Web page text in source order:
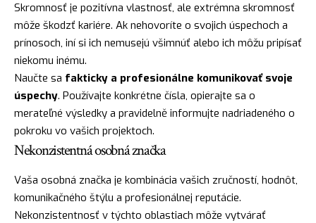
Skromnosť je pozitívna vlastnosť, ale extrémna skromnosť
môže škodzť kariére. Ak nehovoríte o svojich úspechoch a
prínosoch, iní si ich nemusejú všimnúť alebo ich môžu pripísať
niekomu inému.
Naučte sa fakticky a profesionálne komunikovať svoje
úspechy. Používajte konkrétne čísla, opierajte sa o
merateľné výsledky a pravidelně informujte nadriadeného o
pokroku vo vašich projektoch.
Nekonzistentná osobná značka
Vaša osobná značka je kombinácia vašich zručností, hodnôt,
komunikačného štýlu a profesionálnej reputácie.
Nekonzistentnosť v týchto oblastiach môže vytvárať